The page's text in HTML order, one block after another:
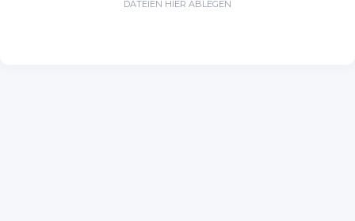
DATEIEN HIER ABLEGEN